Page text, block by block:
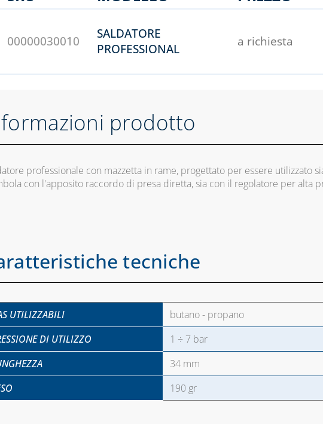
00000030010
SALDATORE
PROFESSIONAL
a richiesta
prodotto
professionale con mazzetta in rame, progettato per essere utilizzato
con l'apposito raccordo di presa diretta, sia con il regolatore per alta
tecniche
UTILIZZABILI
butano - propano
DI UTILIZZO
1 ÷ 7 bar
34 mm
190 gr